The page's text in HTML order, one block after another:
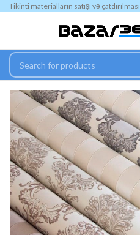
Tikinti materialların satışı və çatdırılması